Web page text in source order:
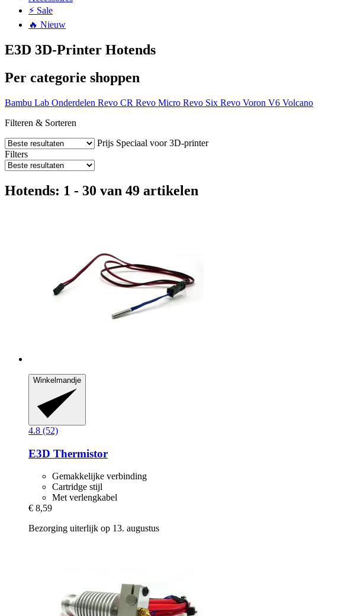
⚡ Sale
🔥 Nieuw
E3D 3D-Printer Hotends
Per categorie shoppen
Bambu Lab Onderdelen Revo CR Revo Micro Revo Six Revo Voron V6 Volcano
Filteren & Sorteren
Prijs Speciaal voor 3D-printer
Filters
Hotends: 1 - 30 van 49 artikelen
Winkelmandje
4.8 (52)
E3D Thermistor
Gemakkelijke verbinding
Cartridge stijl
Met verlengkabel
€ 8,59
Bezorging uiterlijk op 13. augustus